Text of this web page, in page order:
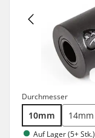
Durchmesser
10mm 14mm
Auf Lager (5+ Stk.)